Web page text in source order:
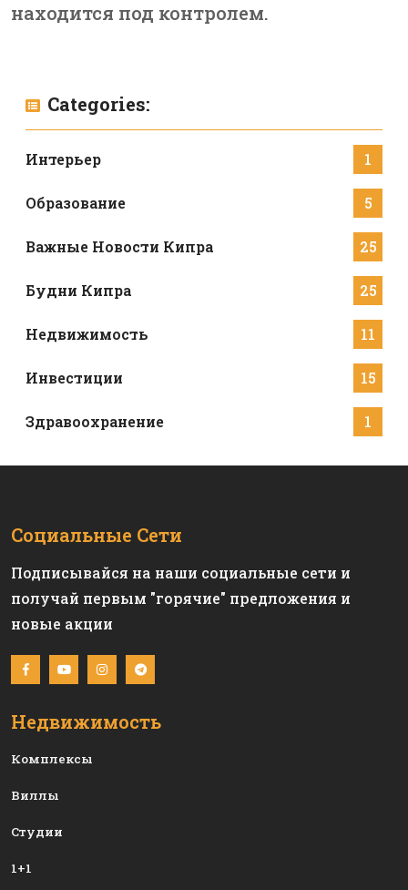
находится под контролем.
Categories:
Интерьер 1
Образование 5
Важные Новости Кипра 25
Будни Кипра 25
Недвижимость 11
Инвестиции 15
Здравоохранение 1
Социальные Сети
Подписывайся на наши социальные сети и
получай первым "горячие" предложения и
новые акции
Недвижимость
Комплексы
Виллы
Студии
1+1